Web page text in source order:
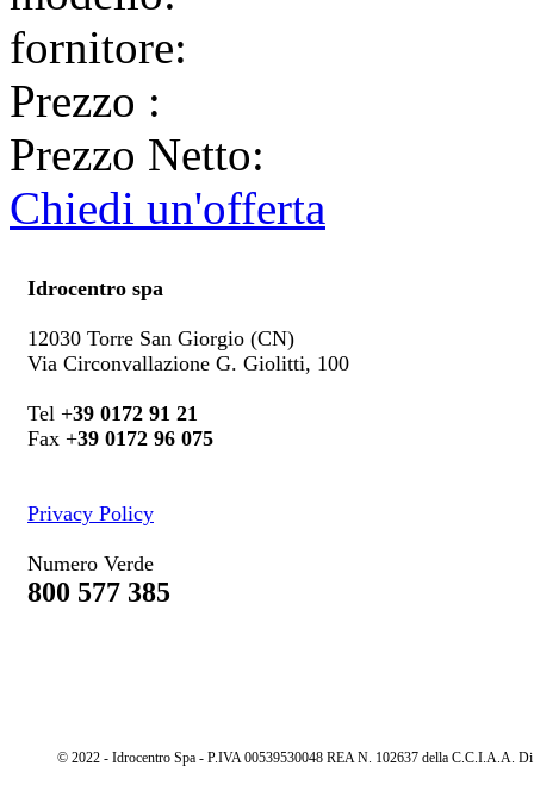
fornitore:
Prezzo :
Prezzo Netto:
Chiedi un'offerta
Idrocentro spa
12030 Torre San Giorgio (CN)
Via Circonvallazione G. Giolitti, 100
Tel +39 0172 91 21
Fax +39 0172 96 075
Privacy Policy
Numero Verde
800 577 385
© 2022 - Idrocentro Spa - P.IVA 00539530048 REA N. 102637 della C.C.I.A.A.